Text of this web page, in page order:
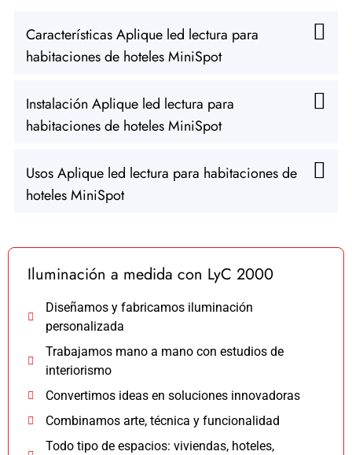
Características Aplique led lectura para
habitaciones de hoteles MiniSpot
Instalación Aplique led lectura para
habitaciones de hoteles MiniSpot
Usos Aplique led lectura para habitaciones de
hoteles MiniSpot
Iluminación a medida con LyC 2000
Diseñamos y fabricamos iluminación
personalizada
Trabajamos mano a mano con estudios de
interiorismo
Convertimos ideas en soluciones innovadoras
Combinamos arte, técnica y funcionalidad
Todo tipo de espacios: viviendas, hoteles,